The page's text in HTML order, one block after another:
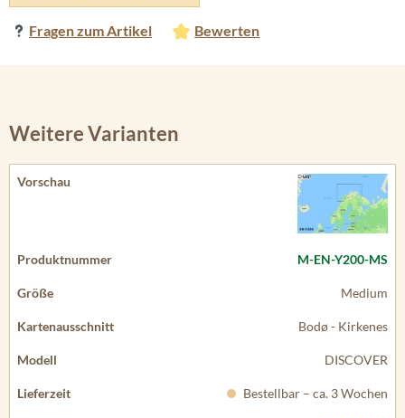
Fragen zum Artikel Bewerten
Weitere Varianten
M-EN-Y200-MS
Medium
Bodø - Kirkenes
DISCOVER
Bestellbar – ca. 3 Wochen